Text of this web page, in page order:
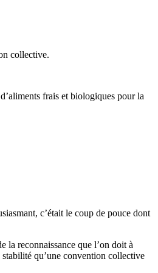
collective.
frais et biologiques pour la
c’était le coup de pouce dont
la reconnaissance que l’on doit à
qu’une convention collective